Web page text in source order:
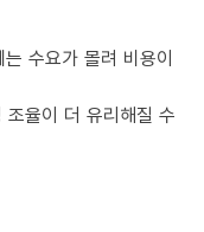
수요가 몰려 비용이
율이 더 유리해질 수